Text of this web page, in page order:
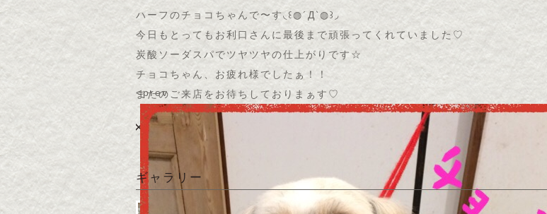
ハーフのチョコちゃんで〜す◟꒰◍´Д‵◍꒱◞
今日もとってもお利口さんに最後まで頑張ってくれていました♡
炭酸ソーダスパでツヤツヤの仕上がりです☆
チョコちゃん、お疲れ様でしたぁ！！
またのご来店をお待ちしておりまぁす♡
<prev
ギャラリー